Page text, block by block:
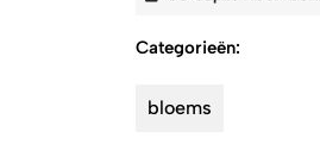
Categorieën:
bloems